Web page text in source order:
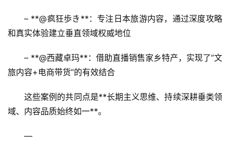
– **@疯狂歩き**：专注日本旅游内容，通过深度攻略
和真实体验建立垂直领域权威地位
– **@西藏卓玛**：借助直播销售家乡特产，实现了”文
旅内容+电商带货”的有效结合
这些案例的共同点是**长期主义思维、持续深耕垂类领
域、内容品质始终如一**。
—